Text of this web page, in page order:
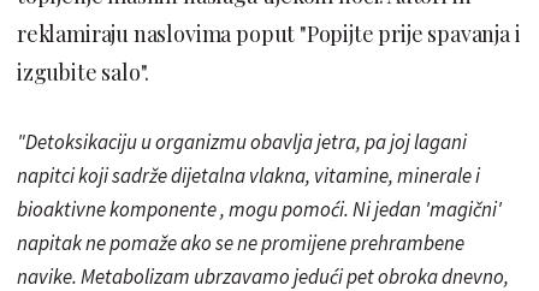
reklamiraju naslovima poput "Popijte prije spavanja i
izgubite salo".
"Detoksikaciju u organizmu obavlja jetra, pa joj lagani
napitci koji sadrže dijetalna vlakna, vitamine, minerale i
bioaktivne komponente , mogu pomoći. Ni jedan 'magični'
napitak ne pomaže ako se ne promijene prehrambene
navike. Metabolizam ubrzavamo jedući pet obroka dnevno,